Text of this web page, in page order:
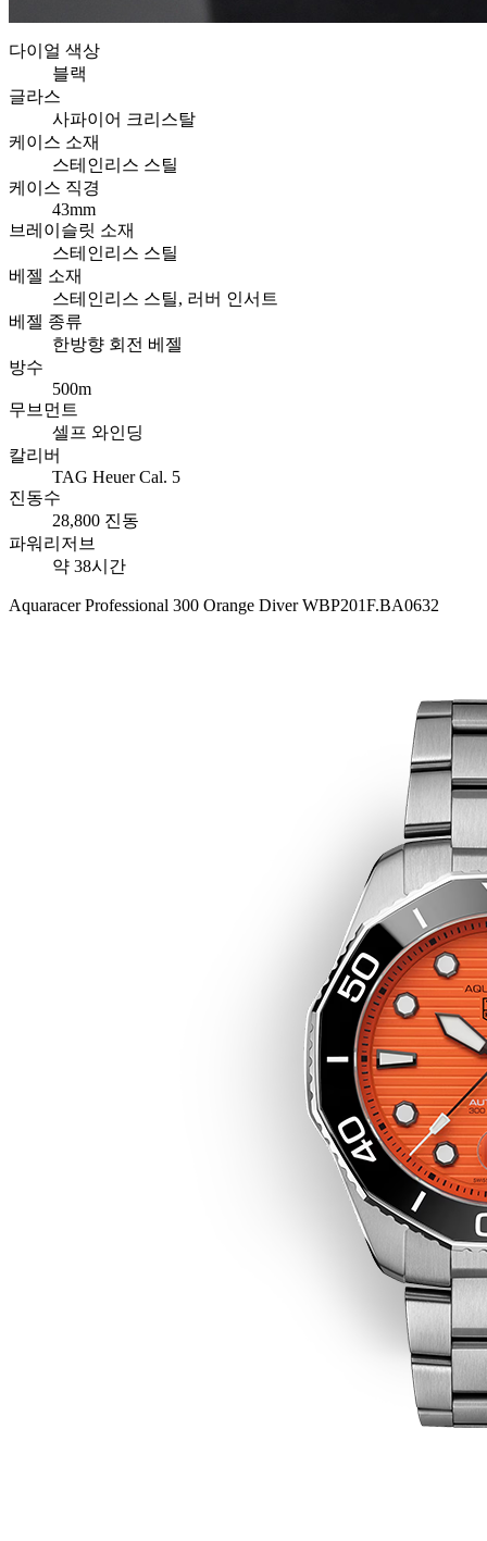
다이얼 색상
블랙
글라스
사파이어 크리스탈
케이스 소재
스테인리스 스틸
케이스 직경
43mm
브레이슬릿 소재
스테인리스 스틸
베젤 소재
스테인리스 스틸, 러버 인서트
베젤 종류
한방향 회전 베젤
방수
500m
무브먼트
셀프 와인딩
칼리버
TAG Heuer Cal. 5
진동수
28,800 진동
파워리저브
약 38시간
Aquaracer Professional 300 Orange Diver WBP201F.BA0632